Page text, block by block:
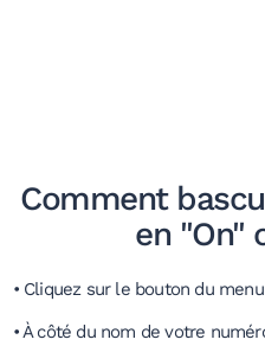
Comment
en "On"
• Cliquez sur le bouton du
•À côté du nom de votre